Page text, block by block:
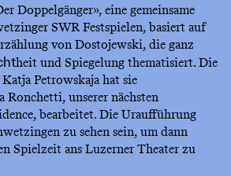
Doppelgänger», eine gemeinsame
SWR Festspielen, basiert auf
von Dostojewski, die ganz
heit und Spiegelung thematisiert. Die
Petrowskaja hat sie
Ronchetti, unserer nächsten
bearbeitet. Die Uraufführung
zu sehen sein, um dann
Spielzeit ans Luzerner Theater zu